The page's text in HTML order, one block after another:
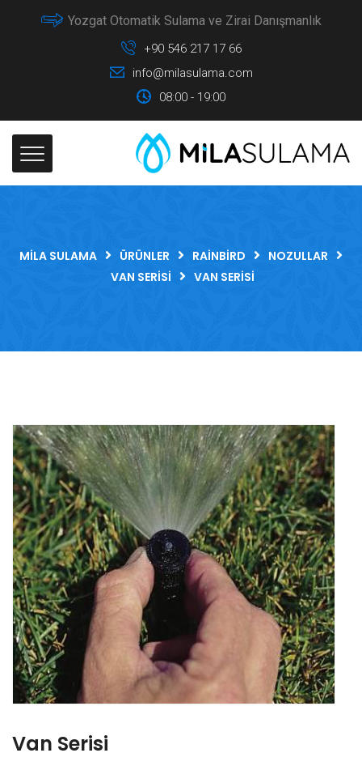
Yozgat Otomatik Sulama ve Zirai Danışmanlık
+90 546 217 17 66
info@milasulama.com
08:00 - 19:00
MILA SULAMA ÜRÜNLER RAINBIRD
NOZULLAR
VAN SERISI
VAN SERISI
Van Serisi